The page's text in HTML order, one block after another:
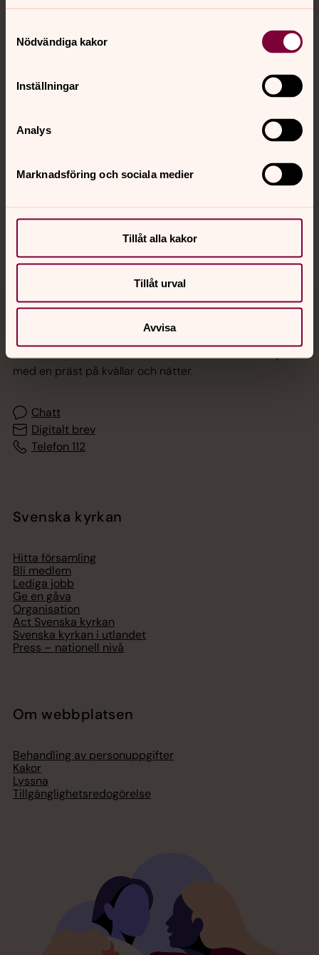
Nödvändiga kakor
Inställningar
Analys
Marknadsföring och sociala medier
Tillåt alla kakor
Tillåt urval
Avvisa
Kontakt
Sociala kanaler
Jourhavande präst
Akut samtals- och krisstöd. Prata eller chatta anonymt
med en präst på kvällar och nätter.
Chatt
Digitalt brev
Telefon 112
Svenska kyrkan
Hitta församling
Bli medlem
Lediga jobb
Ge en gåva
Organisation
Act Svenska kyrkan
Svenska kyrkan i utlandet
Press – nationell nivå
Om webbplatsen
Behandling av personuppgifter
Kakor
Lyssna
Tillgänglighetsredogörelse